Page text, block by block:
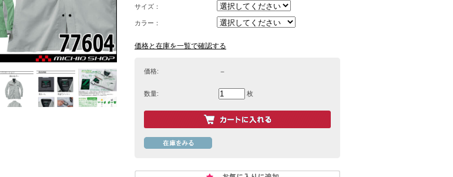
サイズ：
カラー：
価格と在庫を一覧で確認する
価格: －
数量: 枚